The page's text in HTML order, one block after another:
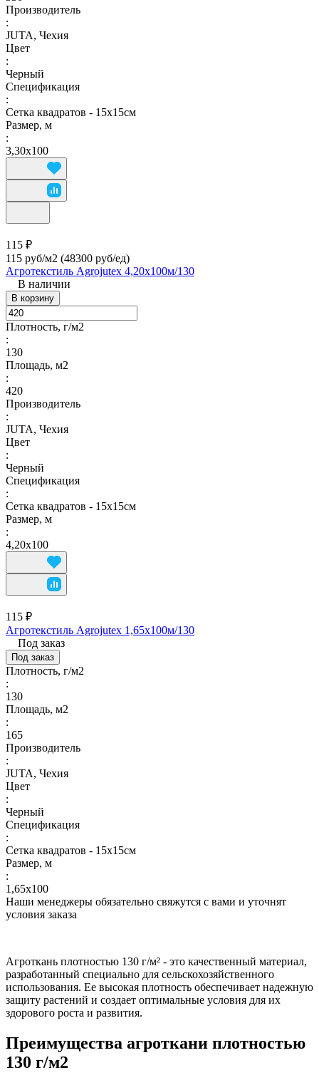
Производитель
:
JUTA, Чехия
Цвет
:
Черный
Спецификация
:
Сетка квадратов - 15х15см
Размер, м
:
3,30х100
115 ₽
115 руб/м2 (48300 руб/eд)
Агротекстиль Agrojutex 4,20х100м/130
В наличии
В корзину
Плотность, г/м2
:
130
Площадь, м2
:
420
Производитель
:
JUTA, Чехия
Цвет
:
Черный
Спецификация
:
Сетка квадратов - 15х15см
Размер, м
:
4,20х100
115 ₽
Агротекстиль Agrojutex 1,65х100м/130
Под заказ
Под заказ
Плотность, г/м2
:
130
Площадь, м2
:
165
Производитель
:
JUTA, Чехия
Цвет
:
Черный
Спецификация
:
Сетка квадратов - 15х15см
Размер, м
:
1,65х100
Наши менеджеры обязательно свяжутся с вами и уточнят
условия заказа
Агроткань плотностью 130 г/м² - это качественный материал,
разработанный специально для сельскохозяйственного
использования. Ее высокая плотность обеспечивает надежную
защиту растений и создает оптимальные условия для их
здорового роста и развития.
Преимущества агроткани плотностью
130 г/м2